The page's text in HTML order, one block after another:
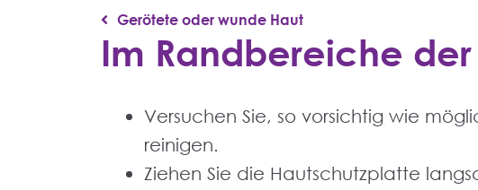
Gerötete oder wunde Haut
Im Randbereiche
Versuchen Sie, so vorsichtig wie
reinigen.
Ziehen Sie die Hautschutzplatte